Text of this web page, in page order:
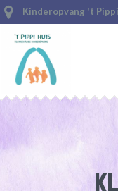
Kinderopvang 't